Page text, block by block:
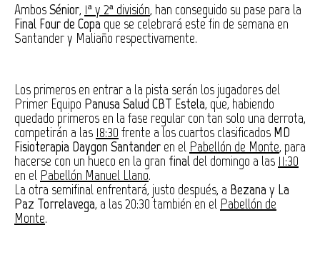
AmbosSénior, 1ª y 2ª división, han conseguido su pase para la
Final Four de Copa que se celebrará este fin de semana en
Santander y Maliaño respectivamente.
Los primeros en entrar a la pista serán los jugadores del
Primer Equipo Panusa Salud CBT Estela, que, habiendo
quedado primeros en la fase regular con tan solo una derrota,
competirán a las 18:30 frente a los cuartos clasificados MD
Fisioterapia Daygon Santander en el Pabellón de Monte, para
hacerse con un hueco en la gran final del domingo a las 11:30
en el Pabellón Manuel Llano.
La otra semifinal enfrentará, justo después, a Bezanay La
Paz Torrelavega, a las 20:30 también en el Pabellón de
Monte.